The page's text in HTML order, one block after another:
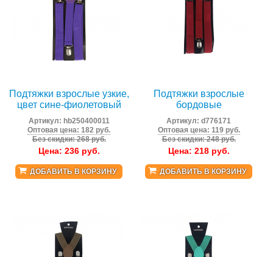
Подтяжки взрослые узкие,
цвет сине-фиолетовый
Артикул: hb250400011
Оптовая цена: 182 руб.
Без скидки: 268 руб.
Цена: 236руб.
ДОБАВИТЬ В КОРЗИНУ
Подтяжки взрослые
бордовые
Артикул:d776171
Оптовая цена: 119 руб.
Без скидки: 248 руб.
Цена: 218руб.
ДОБАВИТЬ В КОРЗИНУ